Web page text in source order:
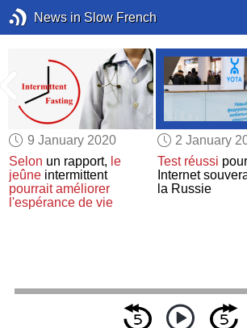
News in Slow French
9 January 2020
Selon un rapport, le
jeûne intermittent
pourrait améliorer
l'espérance de vie
2 January
Test réussi
Internet
la Russie